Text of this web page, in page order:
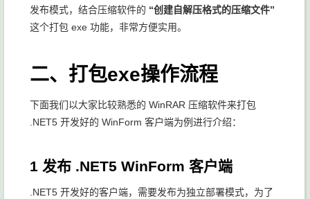
发布模式，结合压缩软件的 “创建自解压格式的压缩文件”
这个打包 exe 功能，非常方便实用。
二、打包exe操作流程
下面我们以大家比较熟悉的 WinRAR 压缩软件来打包
.NET5 开发好的 WinForm 客户端为例进行介绍：
1 发布 .NET5 WinForm 客户端
.NET5 开发好的客户端，需要发布为独立部署模式，为了